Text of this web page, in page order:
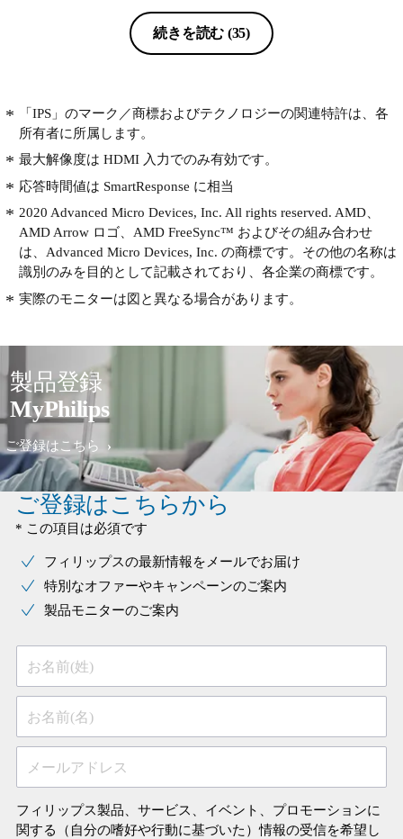
なんて思うかもなぁ」 結論は、えい
やっ！ という勢い。 届いてまたレビ
続きを読む (35)
「IPS」のマーク／商標およびテクノロジーの関連特許は、各
所有者に所属します。
最大解像度は HDMI 入力でのみ有効です。
応答時間値は SmartResponse に相当
2020 Advanced Micro Devices, Inc. All rights reserved. AMD、
AMD Arrow ロゴ、AMD FreeSync™ およびその組み合わせ
は、Advanced Micro Devices, Inc. の商標です。その他の名称は
識別のみを目的として記載されており、各企業の商標です。
実際のモニターは図と異なる場合があります。
製品登録
MyPhilips
ご登録はこちら
ご登録はこちらから
* この項目は必須です
フィリップスの最新情報をメールでお届け
特別なオファーやキャンペーンのご案内
製品モニターのご案内
お名前(姓)
お名前(名)
メールアドレス
フィリップス製品、サービス、イベント、プロモーションに
関する（自分の嗜好や行動に基づいた）情報の受信を希望し